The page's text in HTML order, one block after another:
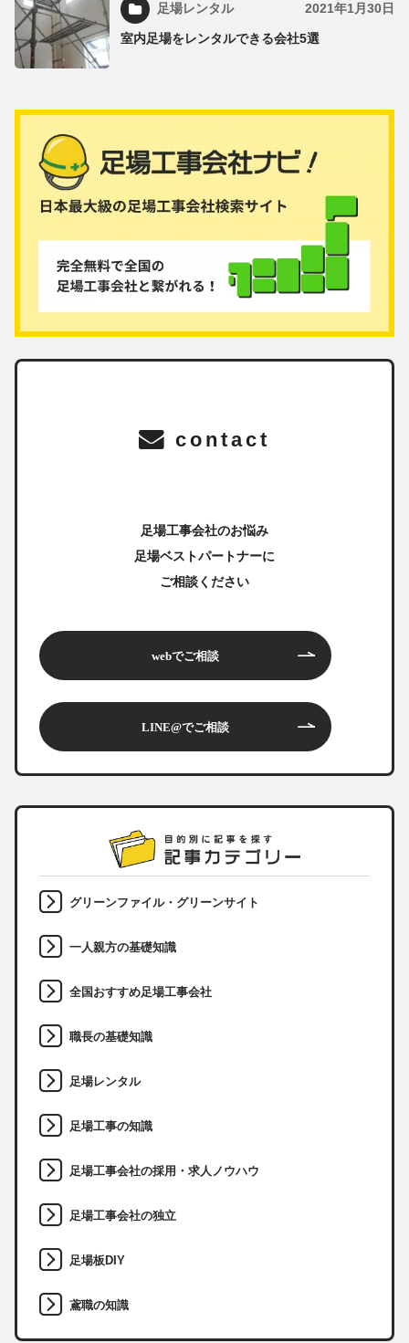
足場レンタル 2021年1月30日
室内足場をレンタルできる会社5選
contact
足場工事会社のお悩み
足場ベストパートナーに
ご相談ください
webでご相談
LINE@でご相談
グリーンファイル・グリーンサイト
一人親方の基礎知識
全国おすすめ足場工事会社
職長の基礎知識
足場レンタル
足場工事の知識
足場工事会社の採用・求人ノウハウ
足場工事会社の独立
足場板DIY
鳶職の知識